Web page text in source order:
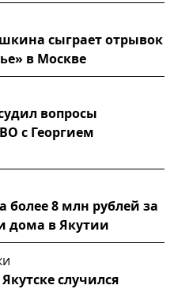
сыграет отрывок
в Москве
вопросы
с Георгием
более 8 млн рублей за
дома в Якутии
случился